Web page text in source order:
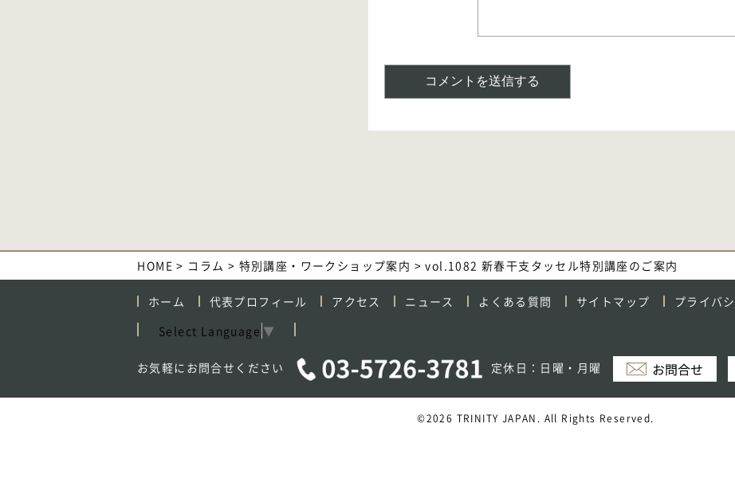
HOME > コラム > 特別講座・ワークショップ案内 >vol.1082 新春干支タッセル特別講座のご案内
ホーム 代表プロフィール アクセス ニュース よくある質問 サイトマップ
プライバ
Select Language ▼
お気軽にお問合せください 定休日：日曜・月曜
©2026 TRINITY JAPAN. All Rights Reserved.